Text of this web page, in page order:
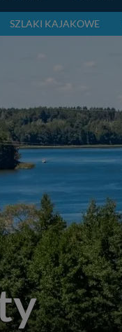
SZLAKI KAJAKOWE